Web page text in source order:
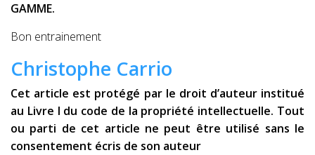
GAMME.
Bon entrainement
Christophe Carrio
Cet article est protégé par le droit d’auteur institué
au Livre I du code de la propriété intellectuelle. Tout
ou parti de cet article ne peut être utilisé sans le
consentement écris de son auteur